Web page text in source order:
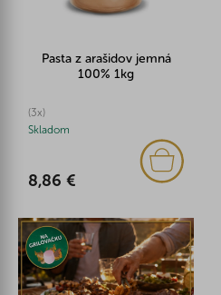
Pasta z arašidov jemná
100% 1kg
(3x)
Skladom
8,86 €